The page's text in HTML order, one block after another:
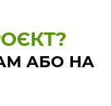
АБО НА